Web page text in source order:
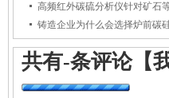
高频红外碳硫分析仪针对矿石
铸造企业为什么会选择炉前碳
共有-条评论【